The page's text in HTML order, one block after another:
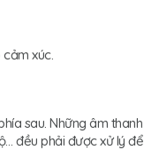
xúc.
sau. Những âm thanh
đều phải được xử lý để